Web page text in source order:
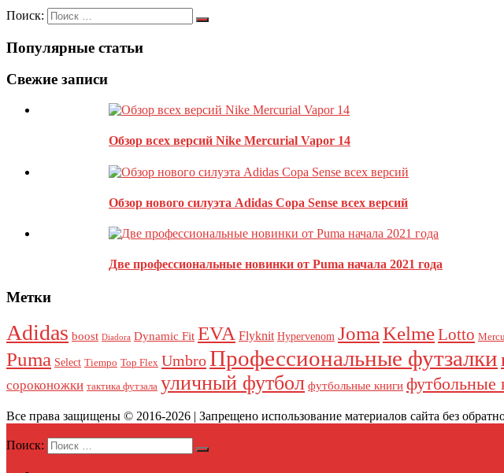
Один комментарий
Этот сайт использует Akismet для борьбы со спамом.
Поиск:
Популярные статьи
Свежие записи
Обзор всех версий Nike Mercurial Vapor 14
Обзор нового силуэта Adidas Copa Sense всех версий
Две профессиональные новинки от Puma начала 2021 года
Метки
Adidas boost Diadora Dynamic Fit EVA Flyknit Hypervenom JomaKelmeLotto
Puma Select Tiempo Top Flex UmbroПрофессиональные футзалки
сороконожки тактика футзала уличный футбол футбольные книги футбольные
Все права защищены © 2016-2026 | Запрещено использование материалов сайта без
Поиск: